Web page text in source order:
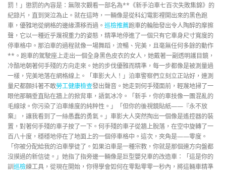
罰！」懲罰的內容是：無限次觀看一部名為**《新手泊車七百次失敗集錦》的
紀錄片，直到哭泣為止。就在這時，一輛像是從科幻電影裡開出來的黑色跑
車，優雅地從網格的邊緣漂移而過。 巡檢推薦跑車的輪胎發出令人陶醉的摩擦
聲，它以一種近乎蔑視重力的姿態，精準地停進了一個只有它車身尺寸寬度的
停車格中。那泊車的過程就像一場舞蹈，流暢、完美，且毫無任何多餘的動作
**。跑車的駕駛座上走出一個全身黑色皮衣的女人，她戴著一副透明護目鏡，
冷酷地朝著何手殘的方向走來。她的步伐優雅而精準，每一步都像是被測量過
一樣，完美地落在網格線上。「車影大人！」泊車警察們立刻立正站好，連測
量尺都顫抖著不敢勞工健康檢查發出聲音。她走到何手殘面前，輕蔑地掃了一
眼他那輛垂直貼在牆上的掀背車，語氣冰冷。「新手，你的車技像一團混亂的
毛線球。你污染了泊車維度的純粹性。」「但你的後視鏡貼紙——『永不放
棄』，讓我看到了一絲愚蠢的勇氣。」車影大人突然掏出一個像是遙控器的裝
置，對著何手殘的車子按了一下。何手殘的車子從牆上脫落，在空中旋轉了一
百八十度，穩穩地停在了地面上的一個停車格中。這次，夾角是——零度。
「你被分配給我的泊車學徒了。如果泊車是一種宗教，你就是那個連方向盤都
沒摸過的新信徒。」她指了指旁邊一輛像是巨型嬰兒車的改造車：「這是你的
訓巡檢練工具，從現在開始，你得學會如何在零點零零一秒內，將這輛車精準